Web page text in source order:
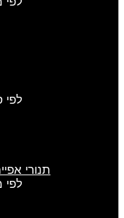
לפי
תנורי
לפי